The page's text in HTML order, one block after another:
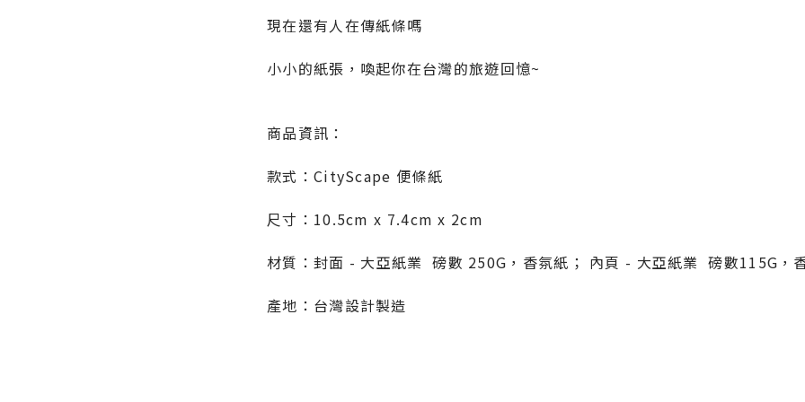
現在還有人在傳紙條嗎
小小的紙張，喚起你在台灣的旅遊回憶~
商品資訊：
款式：CityScape 便條紙
尺寸：10.5cm x 7.4cm x 2cm
材質：封面 - 大亞紙業 磅數 250G，香氛紙； 內頁 - 大亞紙業 磅數115G，
產地：台灣設計製造